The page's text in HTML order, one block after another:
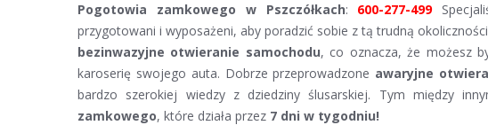
Pogotowia zamkowego w Pszczółkach: 600-277-499
przygotowani i wyposażeni, aby poradzić sobie z tą trudną
bezinwazyjne otwieranie samochodu, co oznacza, że możesz
karoserię swojego auta. Dobrze przeprowadzone awaryjne
bardzo szerokiej wiedzy z dziedziny ślusarskiej. Tym między
zamkowego, które działa przez 7 dni w tygodniu!